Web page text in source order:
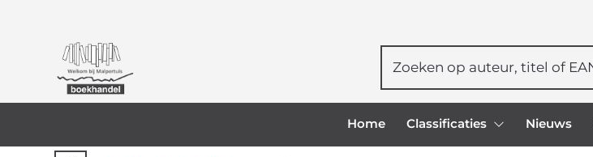
Home Classificaties Nieuws